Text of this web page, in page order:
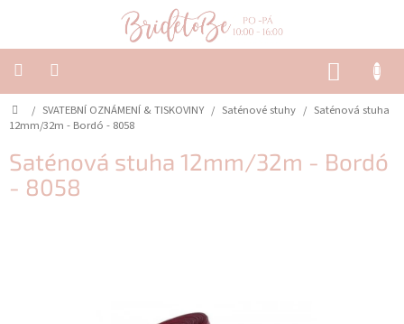
SVATEBNÍ
OZNÁMENÍ
SVATEBNÍ
Domů
/ SVATEBNÍ OZNÁMENÍ & TISKOVINY / Saténové stuhy / Saténová stuha
12mm/32m - Bordó - 8058
Saténová stuha 12mm/32m - Bordó
- 8058